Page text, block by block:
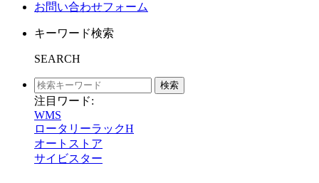
お問い合わせフォーム
キーワード検索
SEARCH
検索
注目ワード:
WMS
ロータリーラックH
オートストア
サイビスター